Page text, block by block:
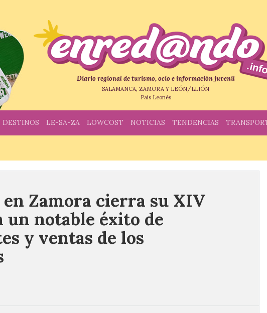
Diario regional de turismo, ocio e información juvenil
SALAMANCA, ZAMORA Y LEÓN/LLIÓN
País Leonés
DESTINOS LE-SA-ZA LOWCOST NOTICIAS TENDENCIAS
Zamora cierra su XIV
un notable éxito de
y ventas de los